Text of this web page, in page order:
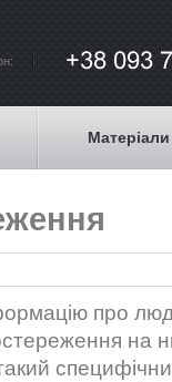
Матеріали
про
на